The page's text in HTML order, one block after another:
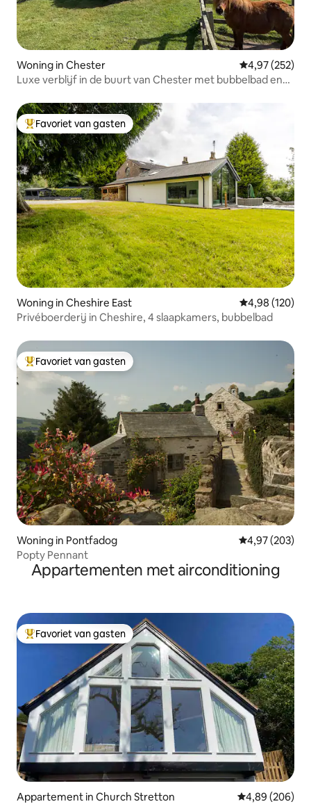
Woning in Chester Gemiddelde
4,97 (252)
Luxe verblijf in de buurt van Chester met bubbelbad en
Topfavoriet van gasten
Favoriet van gasten
Woning in Cheshire East Gemiddelde
4,98 (120)
Privéboerderij in Cheshire, 4 slaapkamers, bubbelbad
Topfavoriet van gasten
Favoriet van gasten
Woning in Pontfadog Gemiddelde
4,97 (203)
Popty Pennant
Appartementen met airconditioning
Topfavoriet van gasten
Favoriet van gasten
Appartement in Church Stretton Gemiddelde
4,89 (206)